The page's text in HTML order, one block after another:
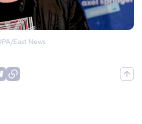
East News